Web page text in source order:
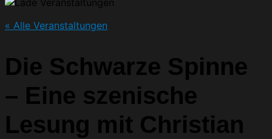
« Alle Veranstaltungen
Die Schwarze Spinne
– Eine szenische
Lesung mit Christian